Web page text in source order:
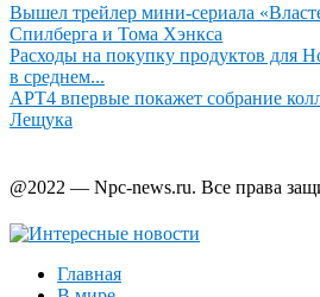
Вышел трейлер мини-сериала
Спилберга и Тома Хэнкса
Расходы на покупку продуктов для
в среднем...
АРТ4 впервые покажет собрание
Лещука
@2022 — Npc-news.ru. Все права
Главная